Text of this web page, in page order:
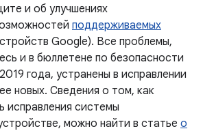
и об улучшениях
поддерживаемых
Google). Все проблемы,
и в бюллетене по безопасности
года, устранены в исправлении
новых. Сведения о том, как
исправления системы
можно найти в статье о